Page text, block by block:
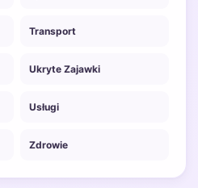
Transport
Ukryte Zajawki
Usługi
Zdrowie